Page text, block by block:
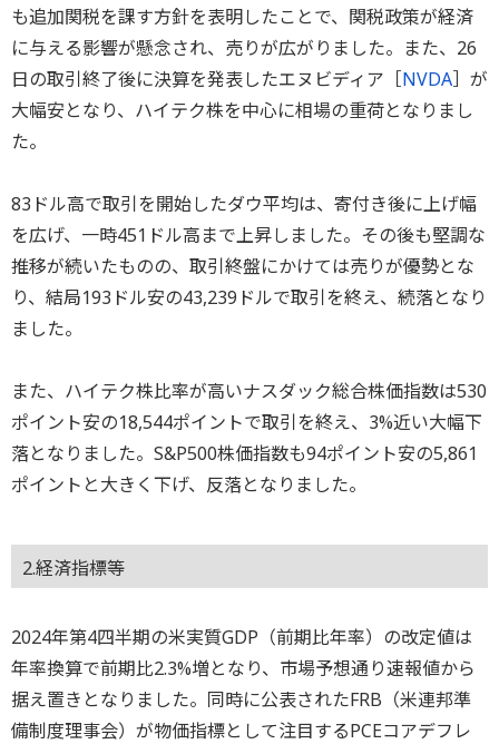
も追加関税を課す方針を表明したことで、関税政策が経済
に与える影響が懸念され、売りが広がりました。また、26
日の取引終了後に決算を発表したエヌビディア［NVDA］が
大幅安となり、ハイテク株を中心に相場の重荷となりまし
た。
83ドル高で取引を開始したダウ平均は、寄付き後に上げ幅
を広げ、一時451ドル高まで上昇しました。その後も堅調な
推移が続いたものの、取引終盤にかけては売りが優勢とな
り、結局193ドル安の43,239ドルで取引を終え、続落となり
ました。
また、ハイテク株比率が高いナスダック総合株価指数は530
ポイント安の18,544ポイントで取引を終え、3%近い大幅下
落となりました。S&P500株価指数も94ポイント安の5,861
ポイントと大きく下げ、反落となりました。
2.経済指標等
2024年第4四半期の米実質GDP（前期比年率）の改定値は
年率換算で前期比2.3%増となり、市場予想通り速報値から
据え置きとなりました。同時に公表されたFRB（米連邦準
備制度理事会）が物価指標として注目するPCEコアデフレ